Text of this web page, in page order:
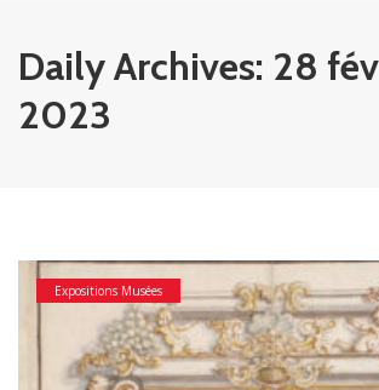
Daily Archives: 28
2023
Expositions Musées